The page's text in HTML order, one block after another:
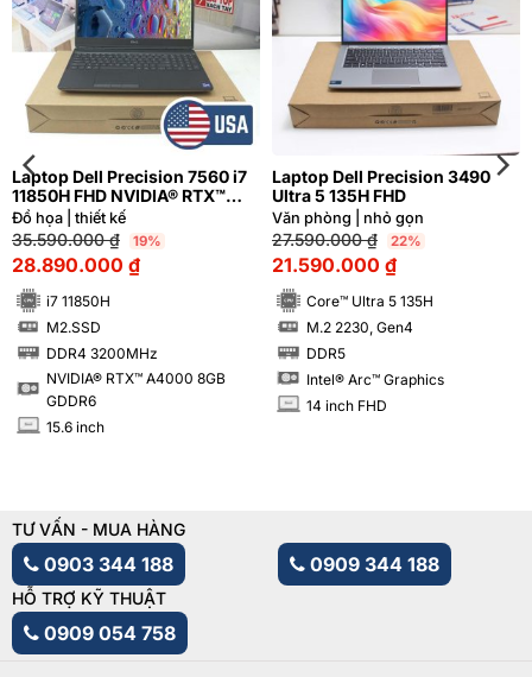
Laptop Dell Precision 7560 i7
11850H FHD NVIDIA® RTX™
A4000 8GB
Đồ họa | thiết kế
35.590.000₫ 19%
28.890.000 ₫
i7 11850H
SSD M2.SSD
DDR4 3200MHz
NVIDIA® RTX™ A4000 8GB
GDDR6
INCH 15.6 inch
Laptop Dell Precision 3490
Ultra 5 135H FHD
Văn phòng | nhỏ gọn
27.590.000₫ 22%
21.590.000 ₫
Core™ Ultra 5 135H
SSD M.2 2230, Gen4
DDR5
Intel® Arc™ Graphics
INCH 14 inch FHD
TƯ VẤN - MUA HÀNG
0903 344 188 0909 344 188
HỖ TRỢ KỸ THUẬT
0909 054 758